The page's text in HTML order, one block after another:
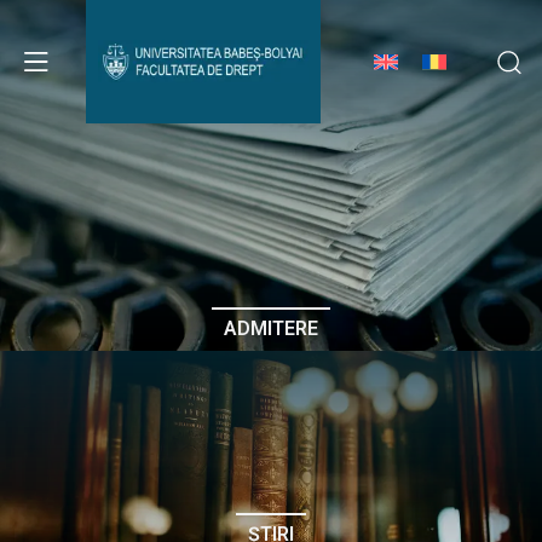
Avizier Studenți
Studii
Admitere
Erasmus & Internațional
Despre Facultate
ADMITERE
ȘTIRI